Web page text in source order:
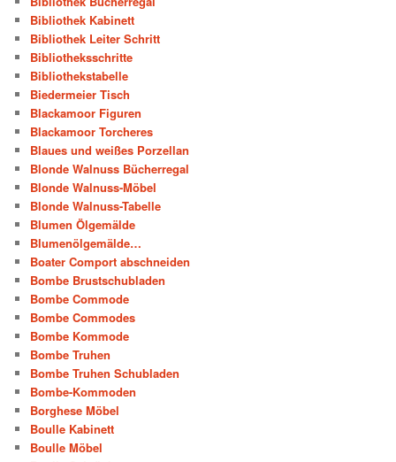
Bibliothek Kabinett
Bibliothek Leiter Schritt
Bibliotheksschritte
Bibliothekstabelle
Biedermeier Tisch
Blackamoor Figuren
Blackamoor Torcheres
Blaues und weißes Porzellan
Blonde Walnuss Bücherregal
Blonde Walnuss-Möbel
Blonde Walnuss-Tabelle
Blumen Ölgemälde
Blumenölgemälde…
Boater Comport abschneiden
Bombe Brustschubladen
Bombe Commode
Bombe Commodes
Bombe Kommode
Bombe Truhen
Bombe Truhen Schubladen
Bombe-Kommoden
Borghese Möbel
Boulle Kabinett
Boulle Möbel